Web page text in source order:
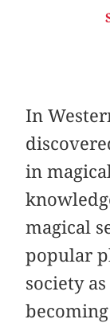
In
in
magical
popular
society